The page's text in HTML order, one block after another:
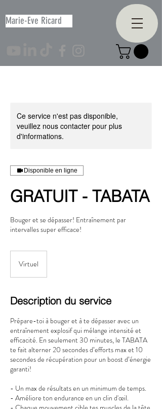
Marie-Eve Ricard
Ce service n'est pas disponible,
veuillez nous contacter pour plus
d'informations.
Disponible en ligne
GRATUIT - TABATA
Bouger et se dépasser! Entraînement par
intervalles super efficace!
Virtuel
Description du service
Prépare-toi à bouger et à te dépasser avec un
entraînement explosif qui mélange intensité et
efficacité. En seulement 30 minutes, le TABATA
te fait alterner 20 secondes d’efforts max et 10
secondes de récupération pour un boost d’énergie
garanti!
- Un max de résultats en un minimum de temps.
- Améliore ton endurance en un clin d'œil.